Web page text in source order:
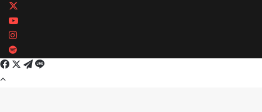
YouTube
Instagram
Spotify
Facebook
X Telegram
Line
Back